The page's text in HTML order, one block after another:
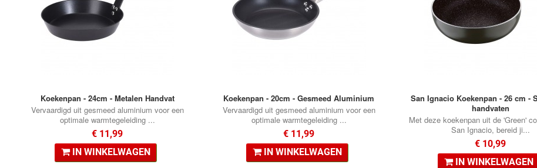
Koekenpan - 24cm - Metalen Handvat
Vervaardigd uit gesmeed aluminium voor een
optimale warmtegeleiding ...
€ 11,99
IN WINKELWAGEN
Koekenpan - 20cm - Gesmeed Aluminium
Vervaardigd uit gesmeed aluminium voor een
optimale warmtegeleiding ...
€ 11,99
IN WINKELWAGEN
San Ignacio Koekenpan - 26 cm -
handvaten
Met deze koekenpan uit de 'Green'
San Ignacio, bereid ji...
€ 10,99
IN WINKELWAGEN